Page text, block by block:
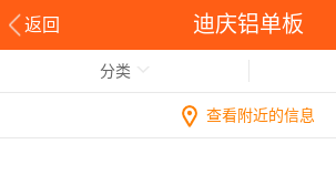
返回 迪庆铝单板
分类
查看附近的信息